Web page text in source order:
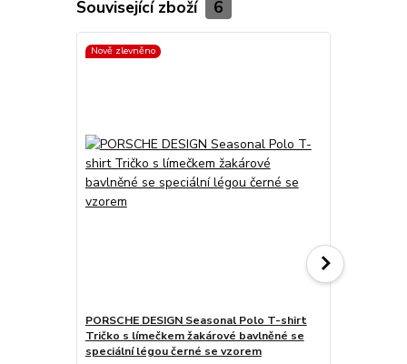
Související zboží 6
Nově zlevněno
PORSCHE DESIGN Seasonal Polo T-shirt
Tričko s límečkem žakárové bavlněné se
speciální légou černé se vzorem